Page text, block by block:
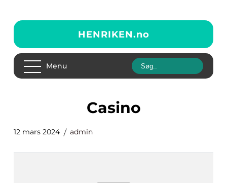
HENRIKEN.no
Menu
casino
12 mars 2024 admin